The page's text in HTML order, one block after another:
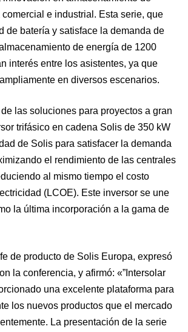
e industrial. Esta serie, que
de batería y satisface la demanda de
de energía de 1200
interés entre los asistentes, ya que
en diversos escenarios.
las soluciones para proyectos a gran
trifásico en cadena Solis de 350 kW
de Solis para satisfacer la demanda
el rendimiento de las centrales
al mismo tiempo el costo
(LCOE). Este inversor se une
la última incorporación a la gama de
de producto de Solis Europa, expresó
la conferencia, y afirmó: «”Intersolar
una excelente plataforma para
los nuevos productos que el mercado
La presentación de la serie